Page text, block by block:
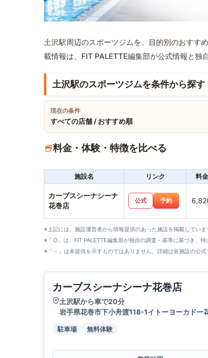
土沢駅周辺のスポーツジムを、目的別のおすす
載情報は、FIT PALETTE編集部が公式情報と独
土沢駅のスポーツジムを条件から探す
現在の条件
すべての店舗 / おすすめ順
料金・体験・特徴を比べる
施設名 リンク 料
カーブスシーナシーナ
花巻店
公式 予約
※上記には、施設運営者から情報提供のあった施設を掲載していま
※「○」は、FIT PALETTE編集部が独自の調査・基準に基づき、特
※「－」は未提供を示すものではありません。詳細は各施設の公式
カーブスシーナシーナ花巻店
土沢駅から車で20分
岩手県花巻市下小舟渡118-1イトーヨーカドー
駐車場 無料体験